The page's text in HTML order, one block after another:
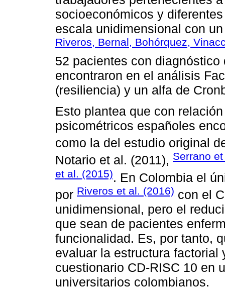
socioeconómicos y
escala unidimensional con
Riveros, Bernal, Bohórquez,
52 pacientes con
encontraron en el análisis
(resiliencia) y un alfa de
Esto plantea que con
psicométricos españoles
como la del estudio original
Notario et al. (2011), Serrano
et al. (2015). En Colombia el
por Riveros et al. (2016) con el
unidimensional, pero el
que sean de pacientes
funcionalidad. Es, por tanto,
evaluar la estructura
cuestionario CD-RISC 10 en
universitarios colombianos.